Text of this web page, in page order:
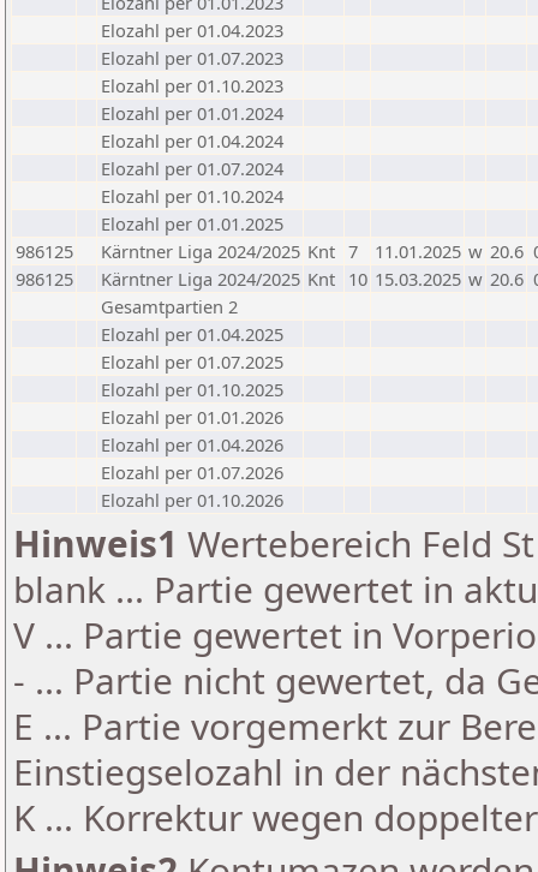
Elozahl per 01.04.2023
Elozahl per 01.07.2023
Elozahl per 01.10.2023
Elozahl per 01.01.2024
Elozahl per 01.04.2024
Elozahl per 01.07.2024
Elozahl per 01.10.2024
Elozahl per 01.01.2025
986125
Kärntner Liga 2024/2025 Knt 7 11.01.2025 w 20.6
986125
Kärntner Liga 2024/2025 Knt 10 15.03.2025 w 20.6
Gesamtpartien 2
Elozahl per 01.04.2025
Elozahl per 01.07.2025
Elozahl per 01.10.2025
Elozahl per 01.01.2026
Elozahl per 01.04.2026
Elozahl per 01.07.2026
Elozahl per 01.10.2026
Hinweis1 Wertebereich Feld
blank ... Partie gewertet in
V ... Partie gewertet in
- ... Partie nicht gewertet, da
E ... Partie vorgemerkt zur
Einstiegselozahl in der
K ... Korrektur wegen